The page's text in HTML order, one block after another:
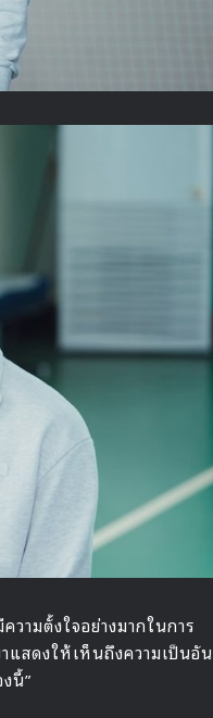
ามตั้งใจอย่างมากในการ
แสดงให้เห็นถึงความเป็นอัน
นี้”